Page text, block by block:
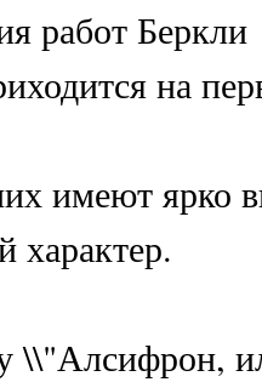
работ Беркли
на
имеют ярко
характер.
\\"Алсифрон,